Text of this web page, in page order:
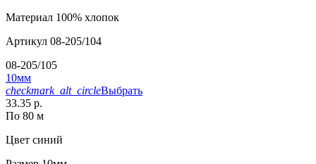
Материал 100% хлопок
Артикул 08-205/104
08-205/105
10мм
checkmark_alt_circleВыбрать
33.35 р.
По 80 м
Цвет синий